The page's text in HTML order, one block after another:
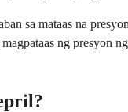
sa mataas na
ng